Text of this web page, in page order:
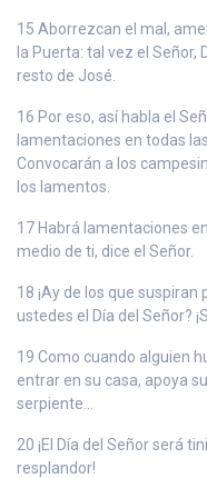
15 Aborrezcan el mal,
la Puerta: tal vez el Señor,
resto de José.
16 Por eso, así habla el
lamentaciones en todas
Convocarán a los
los lamentos.
17 Habrá lamentaciones
medio de ti, dice el Señor.
18 ¡Ay de los que suspiran
ustedes el Día del Señor?
19 Como cuando alguien
entrar en su casa, apoya
serpiente…
20 ¡El Día del Señor será
resplandor!